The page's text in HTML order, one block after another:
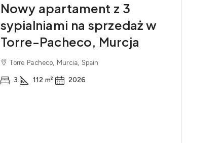
Nowy apartament z 3
sypialniami na sprzedaż w
Torre-Pacheco, Murcja
Torre Pacheco, Murcia, Spain
3 112 m² 2026